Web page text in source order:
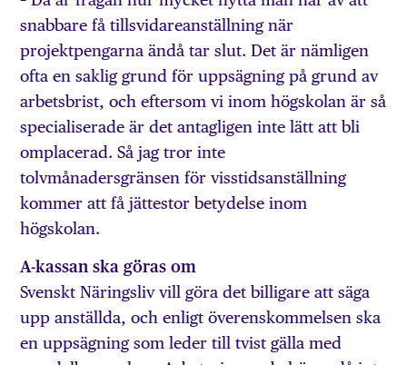
snabbare få tillsvidareanställning när
projektpengarna ändå tar slut. Det är nämligen
ofta en saklig grund för uppsägning på grund av
arbetsbrist, och eftersom vi inom högskolan är så
specialiserade är det antagligen inte lätt att bli
omplacerad. Så jag tror inte
tolvmånadersgränsen för visstidsanställning
kommer att få jättestor betydelse inom
högskolan.
A-kassan ska göras om
Svenskt Näringsliv vill göra det billigare att säga
upp anställda, och enligt överenskommelsen ska
en uppsägning som leder till tvist gälla med